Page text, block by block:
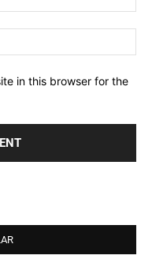
in this browser for the